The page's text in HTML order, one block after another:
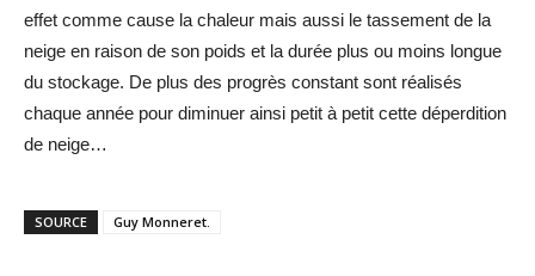
effet comme cause la chaleur mais aussi le tassement de la
neige en raison de son poids et la durée plus ou moins longue
du stockage. De plus des progrès constant sont réalisés
chaque année pour diminuer ainsi petit à petit cette déperdition
de neige…
SOURCE Guy Monneret.